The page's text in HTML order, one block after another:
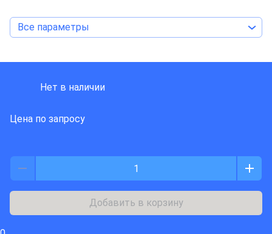
Все параметры
Нет в наличии
Цена по запросу
Добавить в корзину